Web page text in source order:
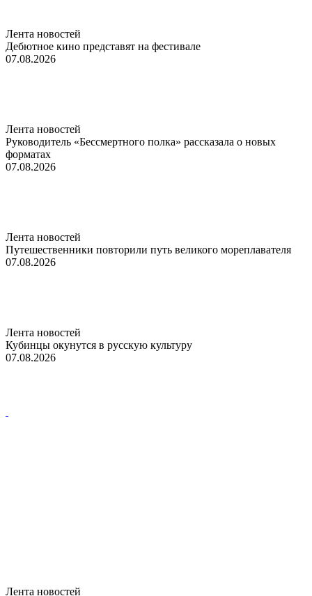
Лента новостей
Дебютное кино представят на фестивале
07.08.2026
Лента новостей
Руководитель «Бессмертного полка» рассказала о новых
форматах
07.08.2026
Лента новостей
Путешественники повторили путь великого мореплавателя
07.08.2026
Лента новостей
Кубинцы окунутся в русскую культуру
07.08.2026
Лента новостей